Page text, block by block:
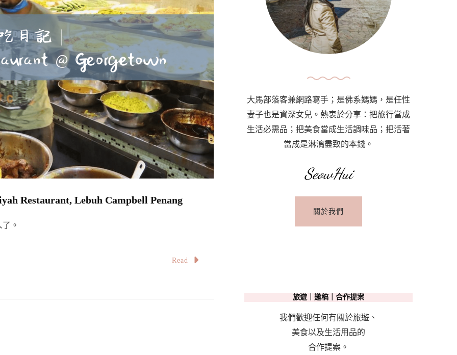
Restaurant, Lebuh Campbell Penang
。
Read
大馬部落客兼網路寫手；是佛系媽媽，是任性
妻子也是資深女兒。熱衷於分享：把旅行當成
生活必需品；把美食當成生活調味品；把活著
當成是淋漓盡致的本錢。
SeowHui
關於我們
旅遊｜邀稿｜合作提案
我們歡迎任何有關於旅遊、
美食以及生活用品的
合作提案。